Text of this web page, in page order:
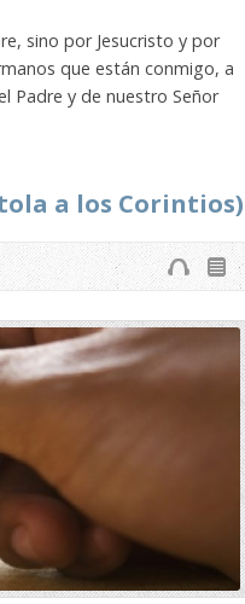
sino por Jesucristo y por
que están conmigo, a
Padre y de nuestro Señor
a los Corintios)